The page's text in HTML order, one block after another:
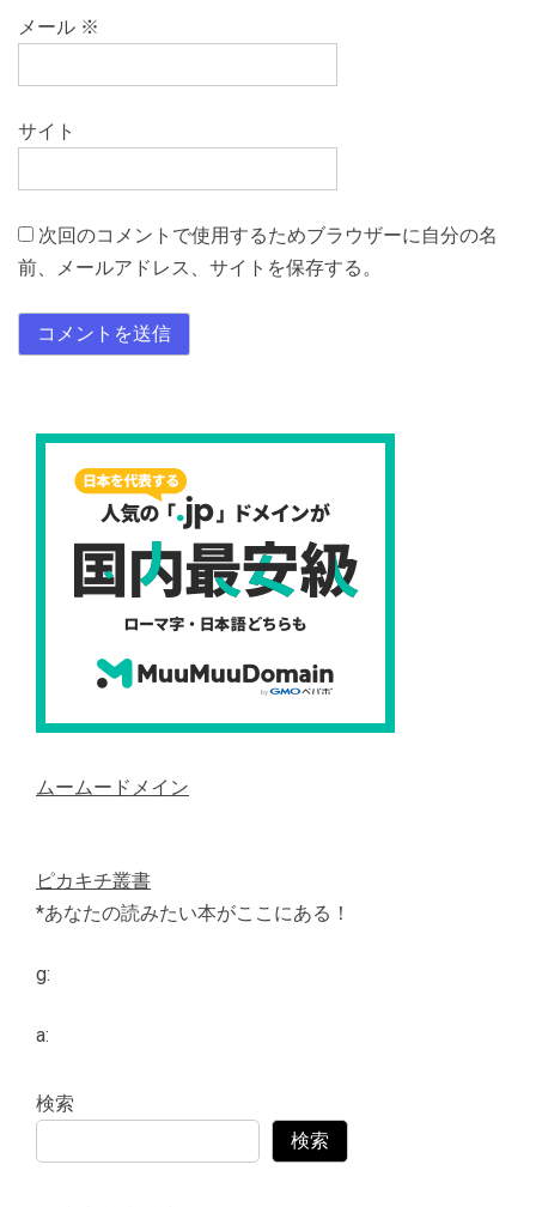
メール ※
サイト
次回のコメントで使用するためブラウザーに自分の名
前、メールアドレス、サイトを保存する。
ムームードメイン
ピカキチ叢書
*あなたの読みたい本がここにある！
g:
a:
検索
検索